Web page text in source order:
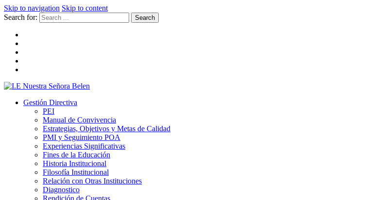
Skip to navigation Skip to content
Search for:
I.E Nuestra Señora Belen
Institución Educativa Nuestra Señora de Belén
Gestión Directiva
PEI
Manual de Convivencia
Estrategias, Objetivos y Metas de Calidad
PMI y Seguimiento POA
Experiencias Significativas
Fines de la Educación
Historia Institucional
Filosofía Institucional
Relación con Otras Instituciones
Diagnostico
Rendición de Cuentas